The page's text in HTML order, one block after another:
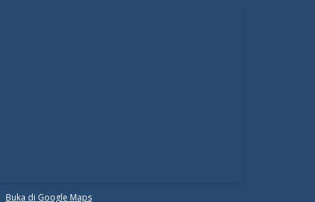
Buka di Google Maps